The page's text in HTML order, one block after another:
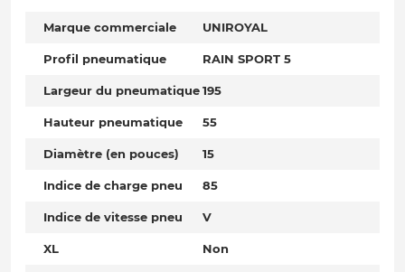
Marque commerciale UNIROYAL
Profil pneumatique RAIN SPORT 5
Largeur du pneumatique195
Hauteur pneumatique 55
Diamètre (en pouces) 15
Indice de charge pneu 85
Indice de vitesse pneu V
XL Non